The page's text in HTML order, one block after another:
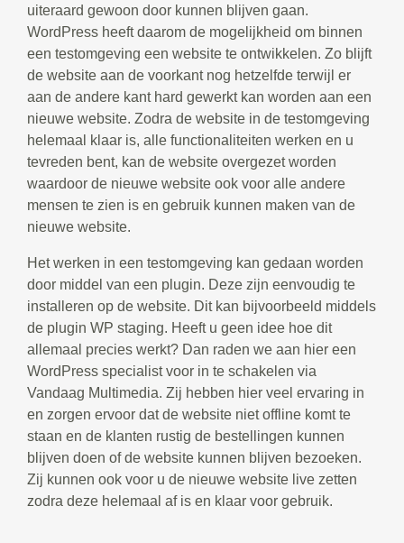
uiteraard gewoon door kunnen blijven gaan.
WordPress heeft daarom de mogelijkheid om binnen
een testomgeving een website te ontwikkelen. Zo blijft
de website aan de voorkant nog hetzelfde terwijl er
aan de andere kant hard gewerkt kan worden aan een
nieuwe website. Zodra de website in de testomgeving
helemaal klaar is, alle functionaliteiten werken en u
tevreden bent, kan de website overgezet worden
waardoor de nieuwe website ook voor alle andere
mensen te zien is en gebruik kunnen maken van de
nieuwe website.
Het werken in een testomgeving kan gedaan worden
door middel van een plugin. Deze zijn eenvoudig te
installeren op de website. Dit kan bijvoorbeeld middels
de plugin WP staging. Heeft u geen idee hoe dit
allemaal precies werkt? Dan raden we aan hier een
WordPress specialist voor in te schakelen via
Vandaag Multimedia. Zij hebben hier veel ervaring in
en zorgen ervoor dat de website niet offline komt te
staan en de klanten rustig de bestellingen kunnen
blijven doen of de website kunnen blijven bezoeken.
Zij kunnen ook voor u de nieuwe website live zetten
zodra deze helemaal af is en klaar voor gebruik.